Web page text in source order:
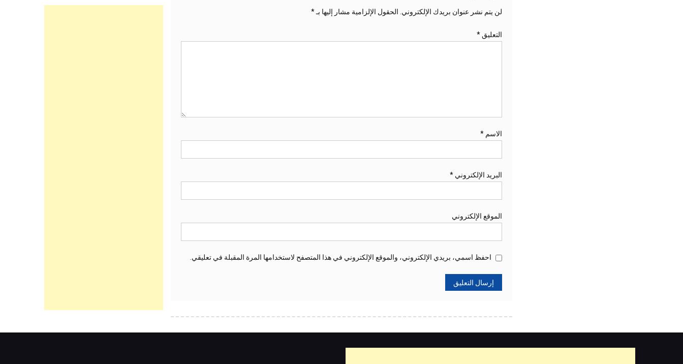
لن يتم نشر عنوان بريدك الإلكتروني. الحقول الإلزامية مشار إليها بـ*
التعليق *
الاسم *
البريد الإلكتروني *
الموقع الإلكتروني
احفظ اسمي، بريدي الإلكتروني، والموقع الإلكتروني في هذا المتصفح لاستخدامها المرة المقبلة في تعليقي.